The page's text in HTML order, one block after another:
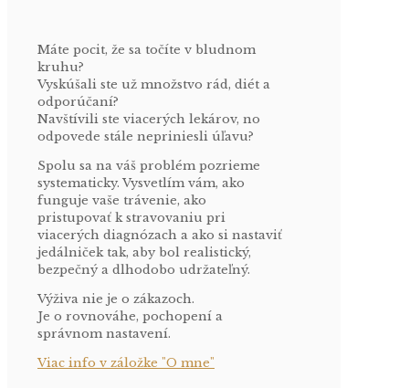
Máte pocit, že sa točíte v bludnom
kruhu?
Vyskúšali ste už množstvo rád, diét a
odporúčaní?
Navštívili ste viacerých lekárov, no
odpovede stále nepriniesli úľavu?
Spolu sa na váš problém pozrieme
systematicky. Vysvetlím vám, ako
funguje vaše trávenie, ako
pristupovať k stravovaniu pri
viacerých diagnózach a ako si nastaviť
jedálniček tak, aby bol realistický,
bezpečný a dlhodobo udržateľný.
Výživa nie je o zákazoch.
Je o rovnováhe, pochopení a
správnom nastavení.
Viac info v záložke "O mne"